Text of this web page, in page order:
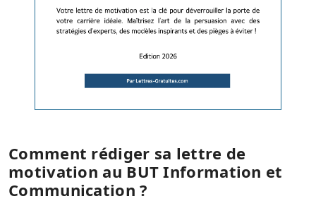
Comment rédiger sa lettre de
motivation au BUT Information et
Communication ?